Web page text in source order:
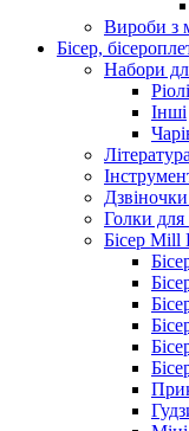
Вироби з
Бісер,
Набори
Інші
Голки для
Бісер Mill